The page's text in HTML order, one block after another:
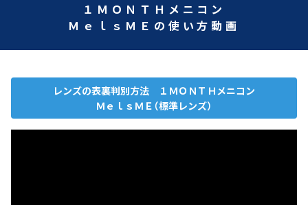
１ＭＯＮＴＨメニコン
ＭｅｌｓＭＥの使い方動画
レンズの表裏判別方法 １ＭＯＮＴＨメニコン
ＭｅｌｓＭＥ（標準レンズ）